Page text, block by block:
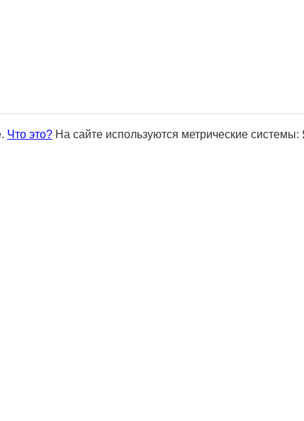
Что это? На сайте используются метрические